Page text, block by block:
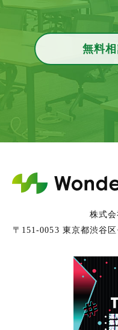
無料
株式会
〒151-0053 東京都渋谷